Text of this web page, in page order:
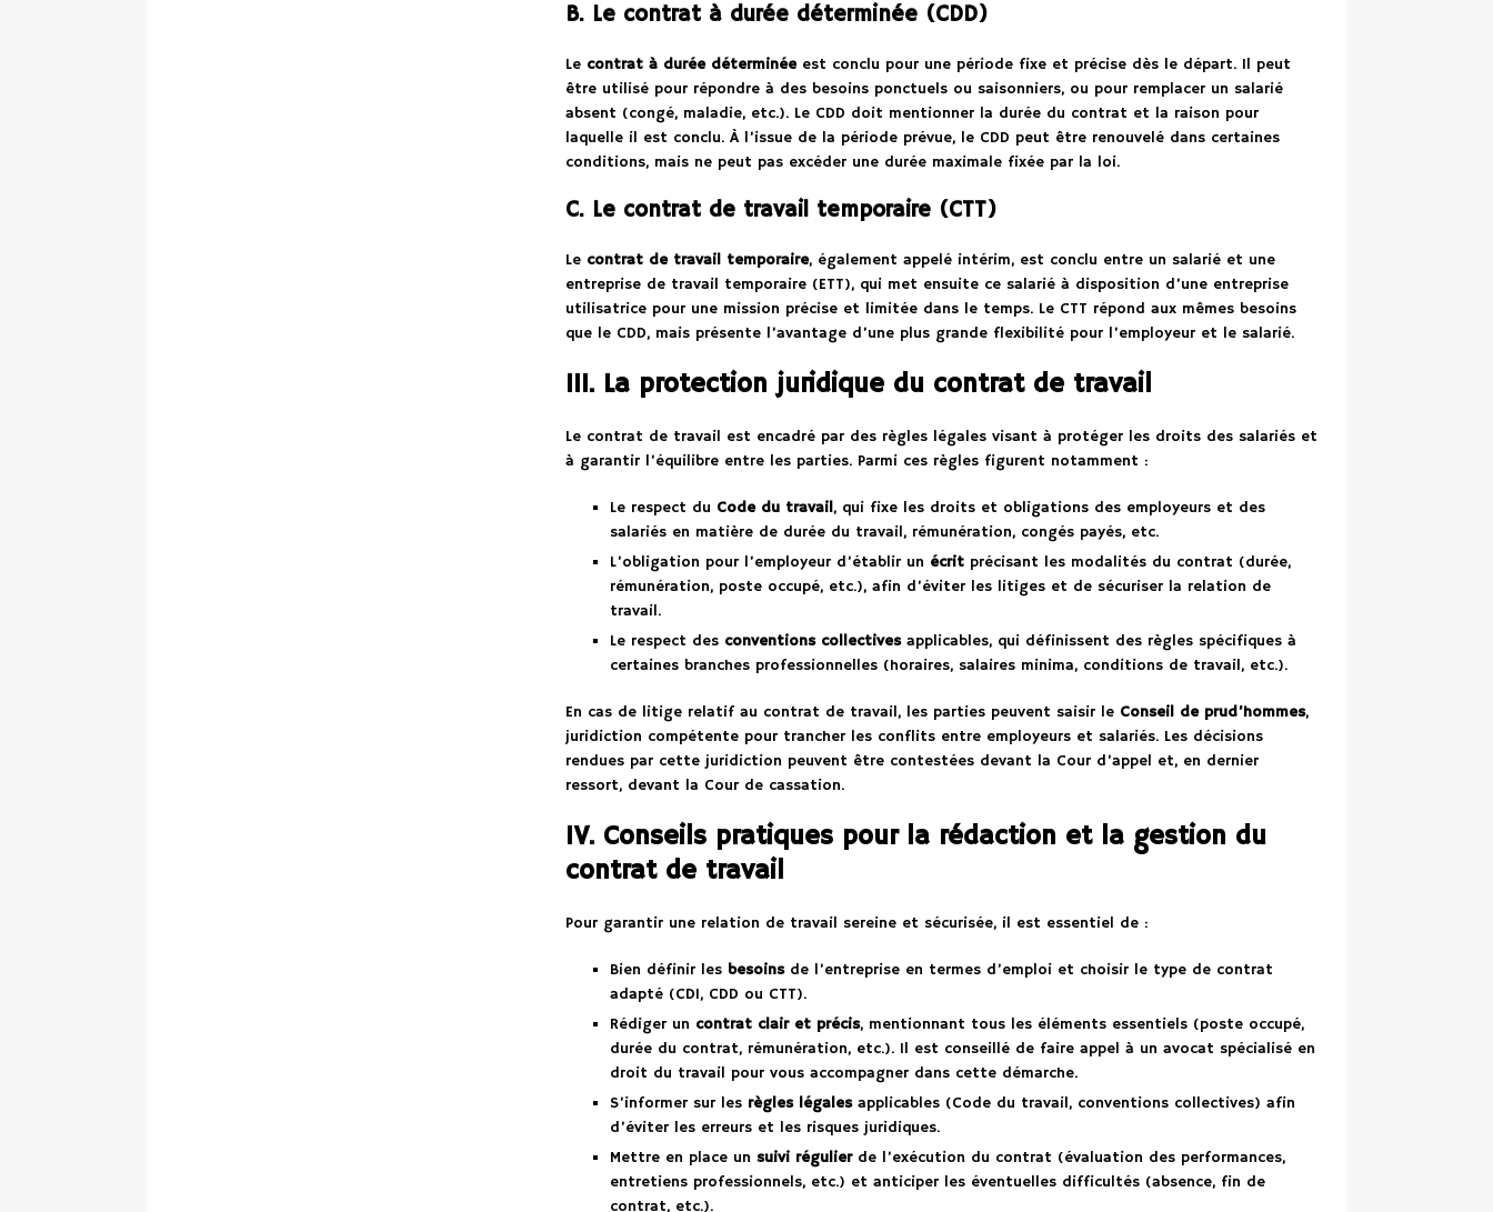
B. Le contrat à durée déterminée (CDD)
Le contrat à durée déterminéeest conclu pour une période fixe et précise dès le départ. Il peut
être utilisé pour répondre à des besoins ponctuels ou saisonniers, ou pour remplacer un salarié
absent (congé, maladie, etc.). Le CDD doit mentionner la durée du contrat et la raison pour
laquelle il est conclu. À l’issue de la période prévue, le CDD peut être renouvelé dans certaines
conditions, mais ne peut pas excéder une durée maximale fixée par la loi.
C. Le contrat de travail temporaire (CTT)
Le contrat de travail temporaire, également appelé intérim, est conclu entre un salarié et une
entreprise de travail temporaire (ETT), qui met ensuite ce salarié à disposition d’une entreprise
utilisatrice pour une mission précise et limitée dans le temps. Le CTT répond aux mêmes besoins
que le CDD, mais présente l’avantage d’une plus grande flexibilité pour l’employeur et le salarié.
III. La protection juridique du contrat de travail
Le contrat de travail est encadré par des règles légales visant à protéger les droits des salariés et
à garantir l’équilibre entre les parties. Parmi ces règles figurent notamment :
Le respect du Code du travail, qui fixe les droits et obligations des employeurs et des
salariés en matière de durée du travail, rémunération, congés payés, etc.
L’obligation pour l’employeur d’établir un écritprécisant les modalités du contrat (durée,
rémunération, poste occupé, etc.), afin d’éviter les litiges et de sécuriser la relation de
travail.
Le respect des conventions collectivesapplicables, qui définissent des règles spécifiques à
certaines branches professionnelles (horaires, salaires minima, conditions de travail, etc.).
En cas de litige relatif au contrat de travail, les parties peuvent saisir le Conseil de prud’hommes,
juridiction compétente pour trancher les conflits entre employeurs et salariés. Les décisions
rendues par cette juridiction peuvent être contestées devant la Cour d’appel et, en dernier
ressort, devant la Cour de cassation.
IV. Conseils pratiques pour la rédaction et la gestion du
contrat de travail
Pour garantir une relation de travail sereine et sécurisée, il est essentiel de :
Bien définir les besoinsde l’entreprise en termes d’emploi et choisir le type de contrat
adapté (CDI, CDD ou CTT).
Rédiger un contrat clair et précis, mentionnant tous les éléments essentiels (poste occupé,
durée du contrat, rémunération, etc.). Il est conseillé de faire appel à un avocat spécialisé en
droit du travail pour vous accompagner dans cette démarche.
S’informer sur les règles légalesapplicables (Code du travail, conventions collectives) afin
d’éviter les erreurs et les risques juridiques.
Mettre en place un suivi régulierde l’exécution du contrat (évaluation des performances,
entretiens professionnels, etc.) et anticiper les éventuelles difficultés (absence, fin de
contrat, etc.).